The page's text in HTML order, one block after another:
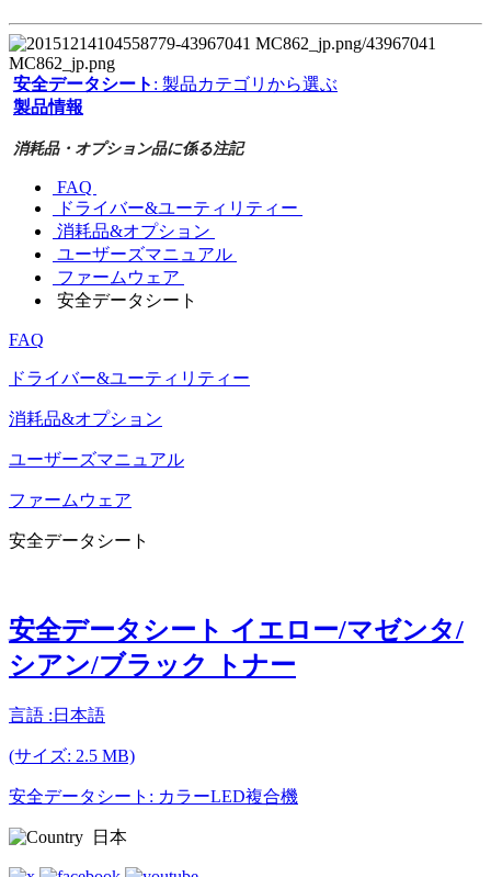
安全データシート : 製品カテゴリから選ぶ
製品情報
消耗品・オプション品に係る注記
FAQ
ドライバー&ユーティリティー
消耗品&オプション
ユーザーズマニュアル
ファームウェア
安全データシート
FAQ
ドライバー&ユーティリティー
消耗品&オプション
ユーザーズマニュアル
ファームウェア
安全データシート
安全データシート イエロー/マゼンタ/
シアン/ブラック トナー
言語 :日本語
(サイズ: 2.5 MB)
安全データシート: カラーLED複合機
日本